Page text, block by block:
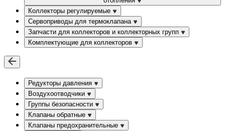
Коллекторы регулируемые
Сервоприводы для термоклапана
Запчасти для коллекторов и коллекторных групп
Комплектующие для коллекторов
Редукторы давления
Воздухоотводчики
Группы безопасности
Клапаны обратные
Клапаны предохранительные